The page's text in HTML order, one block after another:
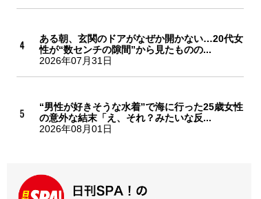
ある朝、玄関のドアがなぜか開かない…20代女
性が“数センチの隙間”から見たものの...
2026年07月31日
“男性が好きそうな水着”で海に行った25歳女性
の意外な結末「え、それ？みたいな反...
2026年08月01日